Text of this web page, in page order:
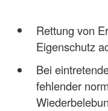
Rettung von
Eigenschutz
Bei
fehlender